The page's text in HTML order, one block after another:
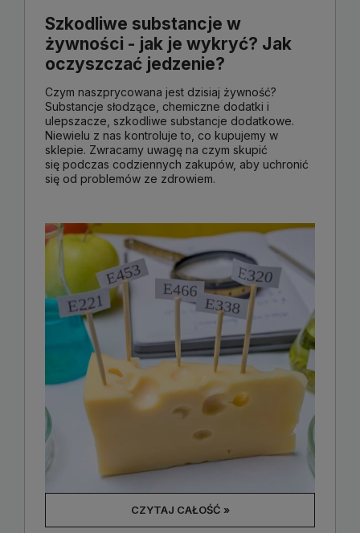
Szkodliwe substancje w
żywności - jak je wykryć? Jak
oczyszczać jedzenie?
Czym naszprycowana jest dzisiaj żywność?
Substancje słodzące, chemiczne dodatki i
ulepszacze, szkodliwe substancje dodatkowe.
Niewielu z nas kontroluje to, co kupujemy w
sklepie. Zwracamy uwagę na czym skupić
się podczas codziennych zakupów, aby uchronić
się od problemów ze zdrowiem.
CZYTAJ CAŁOŚĆ »